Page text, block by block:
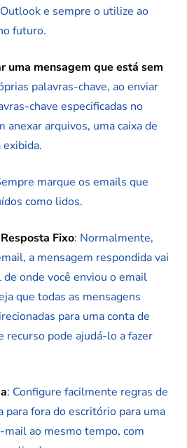
e sempre o utilize ao
futuro.
uma mensagem que está sem
palavras-chave, ao enviar
chave especificadas no
anexar arquivos, uma caixa de
marque os emails que
como lidos.
Fixo: Normalmente,
a mensagem respondida vai
de onde você enviou o email
que todas as mensagens
para uma conta de
recurso pode ajudá-lo a fazer
: Configure facilmente regras de
para fora do escritório para uma
mail ao mesmo tempo, com